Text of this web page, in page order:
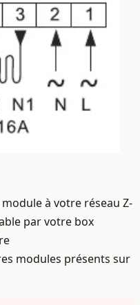
à votre réseau Z-
par votre box
modules présents sur